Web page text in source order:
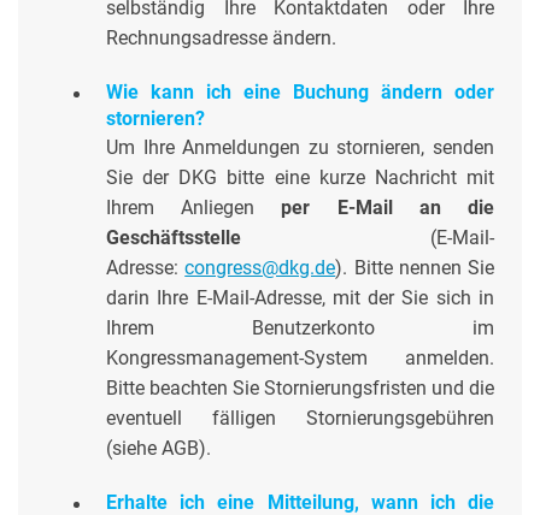
selbständig Ihre Kontaktdaten oder Ihre
Rechnungsadresse ändern.
Wie kann ich eine Buchung ändern oder
stornieren?
Um Ihre Anmeldungen zu stornieren, senden
Sie der DKG bitte eine kurze Nachricht mit
Ihrem Anliegen per E-Mail an die
Geschäftsstelle (E-Mail-
Adresse:congress@dkg.de). Bitte nennen Sie
darin Ihre E-Mail-Adresse, mit der Sie sich in
Ihrem Benutzerkonto im
Kongressmanagement-System anmelden.
Bitte beachten Sie Stornierungsfristen und die
eventuell fälligen Stornierungsgebühren
(siehe AGB).
Erhalte ich eine Mitteilung, wann ich die